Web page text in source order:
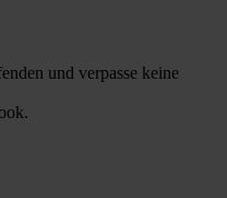
und verpasse keine